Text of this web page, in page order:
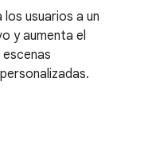
usuarios a un
y aumenta el